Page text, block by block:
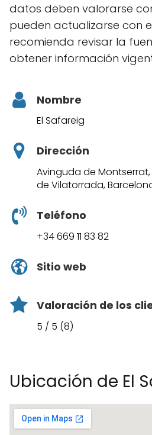
datos deben valorarse
pueden actualizarse con
recomienda revisar la
obtener información
Nombre
El Safareig
Dirección
Avinguda de
de Vilatorrada,
Teléfono
+34 669 11 83 82
Sitio web
Valoración de los
5 / 5 (8)
Ubicación de El